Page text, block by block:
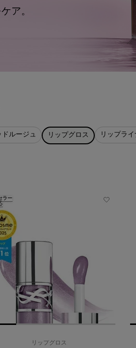
ア。
ドルージュ リップグロス リップライ
ラー
リップグロス